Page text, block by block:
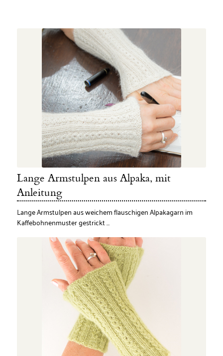
Lange Armstulpen aus Alpaka, mit
Anleitung
Lange Armstulpen aus weichem flauschigen Alpakagarn im
Kaffebohnenmuster gestrickt …